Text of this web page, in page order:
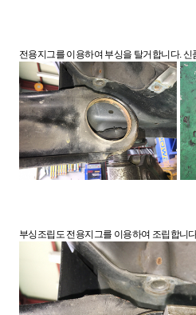
전용지그를 이용하여 부싱을 탈거합니다. 신
부싱조립도 전용지그를 이용하여 조립합니